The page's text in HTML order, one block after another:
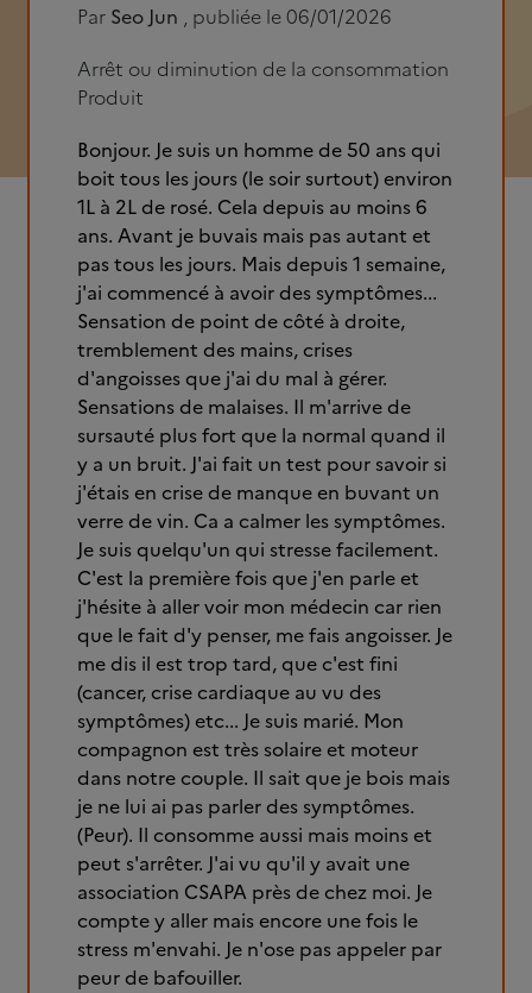
Par Seo Jun , publiée le 06/01/2026
Arrêt ou diminution de la consommation
Produit
Bonjour. Je suis un homme de 50 ans qui
boit tous les jours (le soir surtout) environ
1L à 2L de rosé. Cela depuis au moins 6
ans. Avant je buvais mais pas autant et
pas tous les jours. Mais depuis 1 semaine,
j'ai commencé à avoir des symptômes...
Sensation de point de côté à droite,
tremblement des mains, crises
d'angoisses que j'ai du mal à gérer.
Sensations de malaises. Il m'arrive de
sursauté plus fort que la normal quand il
y a un bruit. J'ai fait un test pour savoir si
j'étais en crise de manque en buvant un
verre de vin. Ca a calmer les symptômes.
Je suis quelqu'un qui stresse facilement.
C'est la première fois que j'en parle et
j'hésite à aller voir mon médecin car rien
que le fait d'y penser, me fais angoisser. Je
me dis il est trop tard, que c'est fini
(cancer, crise cardiaque au vu des
symptômes) etc... Je suis marié. Mon
compagnon est très solaire et moteur
dans notre couple. Il sait que je bois mais
je ne lui ai pas parler des symptômes.
(Peur). Il consomme aussi mais moins et
peut s'arrêter. J'ai vu qu'il y avait une
association CSAPA près de chez moi. Je
compte y aller mais encore une fois le
stress m'envahi. Je n'ose pas appeler par
peur de bafouiller.